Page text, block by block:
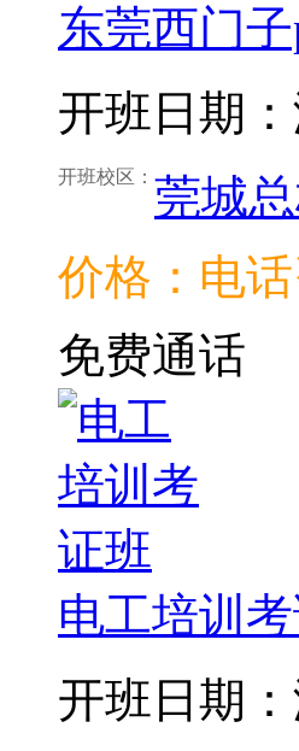
东莞西门
开班日期
开班校区： 莞城
价格：电
免费通话
电工培训
开班日期